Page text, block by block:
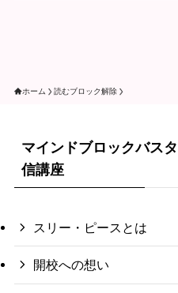
ホーム 読むブロック解除
マインドブロックバス
信講座
スリー・ピースとは
開校への想い